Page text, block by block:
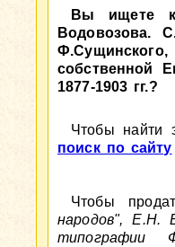
Вы ищете
Водовозова.
собственной
1877-1903 гг.?
Чтобы найти
поиск по сайту
Чтобы
народов", Е.Н.
типографии